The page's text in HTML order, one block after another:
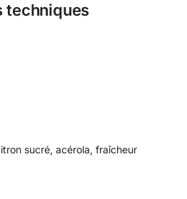
techniques
sucré, acérola, fraîcheur